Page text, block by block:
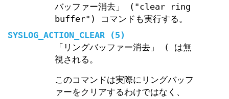
バッファー消去」 ("clear ring
buffer") コマンドも実行する。
SYSLOG_ACTION_CLEAR (5)
「リングバッファー消去」 ( は無
視される。
このコマンドは実際にリングバッフ
ァーをクリアするわけではなく、